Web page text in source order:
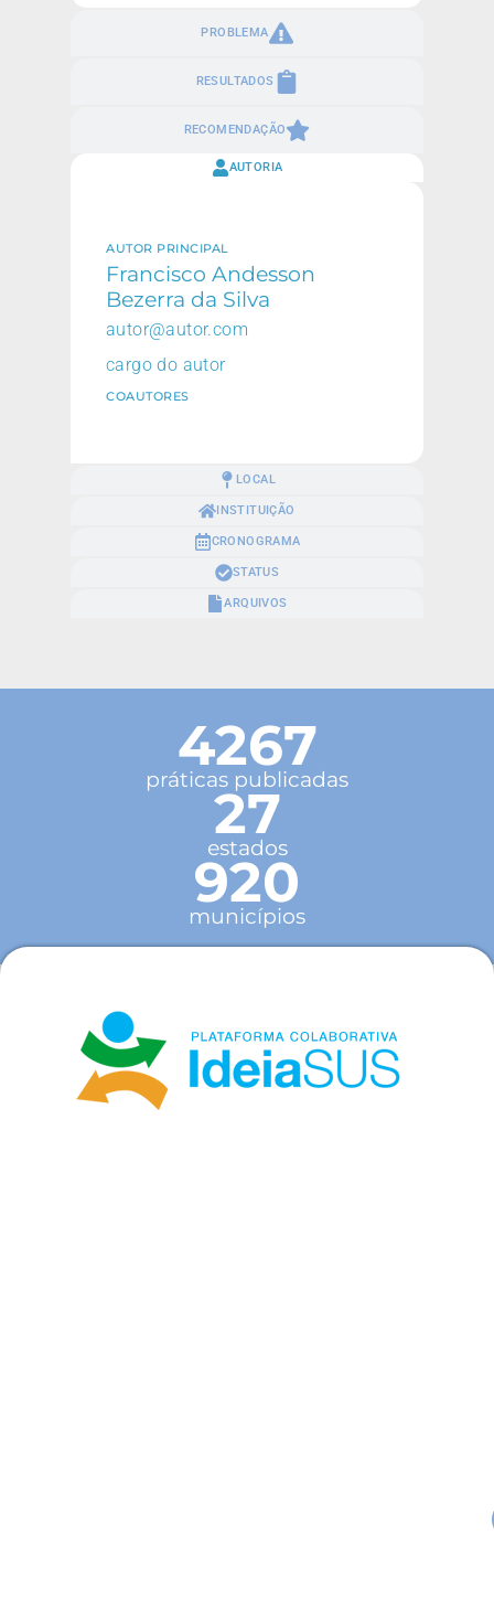
PROBLEMA
RESULTADOS
RECOMENDAÇÃO
AUTORIA
LOCAL
INSTITUIÇÃO
CRONOGRAMA
STATUS
ARQUIVOS
AUTOR PRINCIPAL
Francisco Andesson
Bezerra da Silva
autor@autor.com
cargo do autor
COAUTORES
4267
práticas publicadas
27
estados
920
municípios